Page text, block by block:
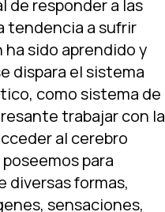
de responder a las
tendencia a sufrir
sido aprendido y
dispara el sistema
como sistema de
trabajar con la
al cerebro
para
diversas formas,
sensaciones,